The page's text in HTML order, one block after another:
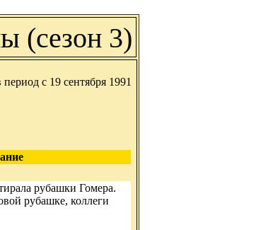
(сезон 3)
с 19 сентября 1991
рубашки Гомера.
рубашке, коллеги